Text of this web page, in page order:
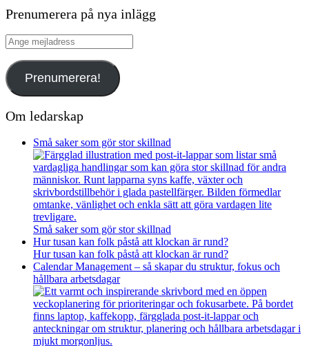
Prenumerera på nya inlägg
Ange
mejladress
Prenumerera!
Om ledarskap
Små saker som gör stor skillnad
Små saker som gör stor skillnad
Hur tusan kan folk påstå att klockan är rund?
Hur tusan kan folk påstå att klockan är rund?
Calendar Management – så skapar du struktur, fokus och
hållbara arbetsdagar